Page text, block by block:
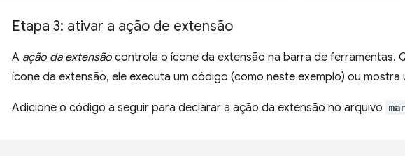
Etapa 3: ativar a ação de extensão
A ação da extensão controla o ícone da extensão na barra de ferramentas.
ícone da extensão, ele executa um código (como neste exemplo) ou mostra
Adicione o código a seguir para declarar a ação da extensão no arquivo